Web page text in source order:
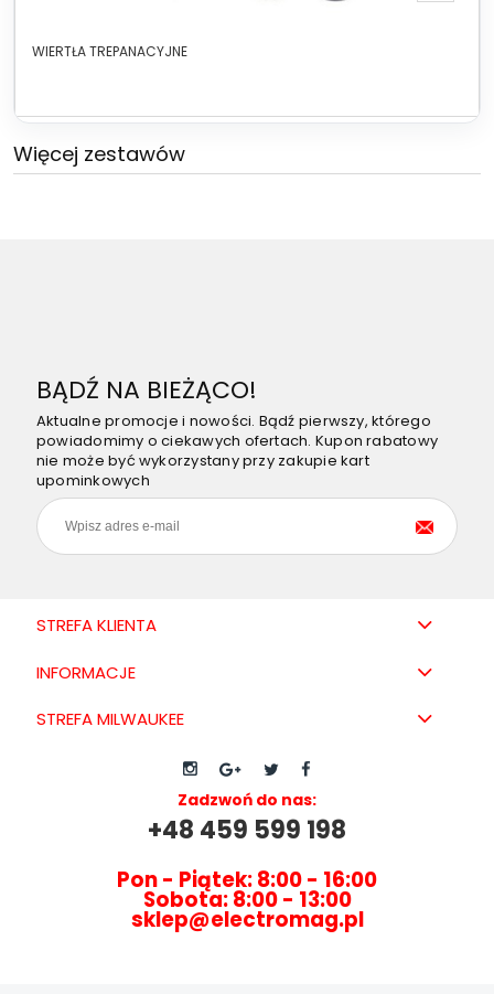
WIERTŁA TREPANACYJNE
Więcej zestawów
BĄDŹ NA BIEŻĄCO!
Aktualne promocje i nowości. Bądź pierwszy, którego
powiadomimy o ciekawych ofertach. Kupon rabatowy
nie może być wykorzystany przy zakupie kart
upominkowych
STREFA KLIENTA
INFORMACJE
STREFA MILWAUKEE
Zadzwoń do nas:
+48 459 599 198
Pon - Piątek: 8:00 - 16:00
Sobota: 8:00 - 13:00
sklep@electromag.pl